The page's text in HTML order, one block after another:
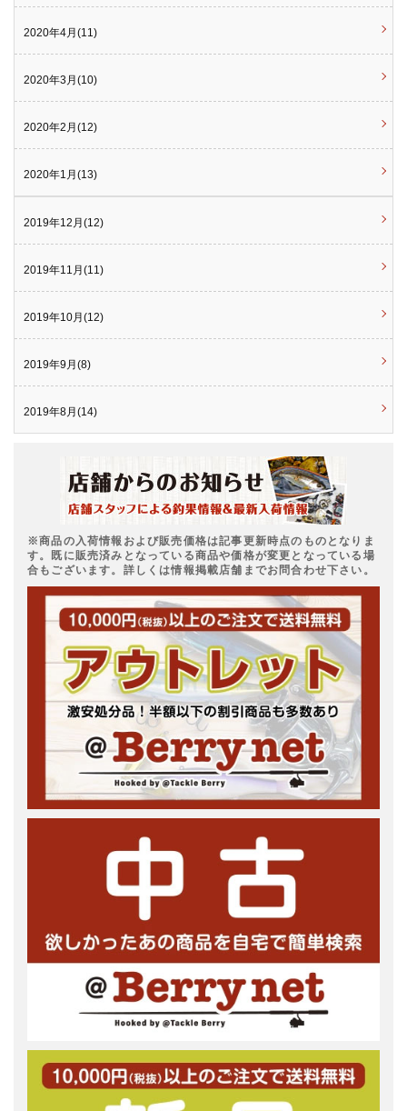
2020年4月(11)
2020年3月(10)
2020年2月(12)
2020年1月(13)
2019年12月(12)
2019年11月(11)
2019年10月(12)
2019年9月(8)
2019年8月(14)
※商品の入荷情報および販売価格は記事更新時点のものとなりま
す。既に販売済みとなっている商品や価格が変更となっている場
合もございます。詳しくは情報掲載店舗までお問合わせ下さい。